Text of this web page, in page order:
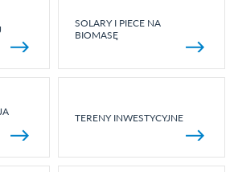
SOLARY I PIECE NA
BIOMASĘ
TERENY INWESTYCYJNE